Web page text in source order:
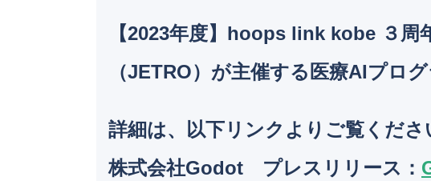
【2023年度】hoops link kobe ３
（JETRO）が主催する医療AIプロ
詳細は、以下リンクよりご覧くださ
株式会社Godot プレスリリース ：